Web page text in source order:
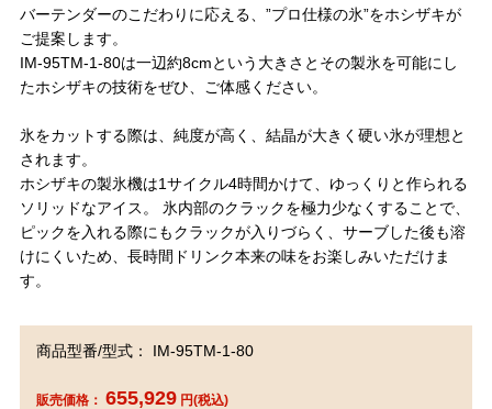
バーテンダーのこだわりに応える、”プロ仕様の氷”をホシザキが
ご提案します。
IM-95TM-1-80は一辺約8cmという大きさとその製氷を可能にし
たホシザキの技術をぜひ、ご体感ください。
氷をカットする際は、純度が高く、結晶が大きく硬い氷が理想と
されます。
ホシザキの製氷機は1サイクル4時間かけて、ゆっくりと作られる
ソリッドなアイス。 氷内部のクラックを極力少なくすることで、
ピックを入れる際にもクラックが入りづらく、サーブした後も溶
けにくいため、長時間ドリンク本来の味をお楽しみいただけま
す。
商品型番/型式： IM-95TM-1-80
販売価格： 655,929円(税込)